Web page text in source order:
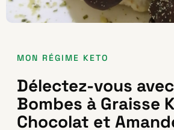
MON RÉGIME KETO
Délectez-vous
Bombes à Graisse
Chocolat et